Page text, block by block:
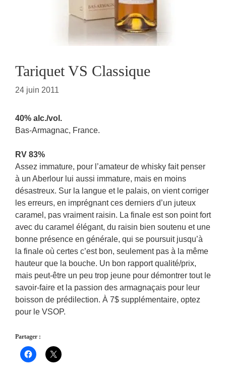
Tariquet VS Classique
24 juin 2011
40% alc./vol.
Bas-Armagnac, France.
RV 83%
Assez immature, pour l’amateur de whisky fait penser
à un Aberlour lui aussi immature, mais en moins
désastreux. Sur la langue et le palais, on vient corriger
les erreurs, en imprégnant ces derniers d’un juteux
caramel, pas vraiment raisin. La finale est son point fort
avec du caramel élégant, du raisin bien soutenu et une
bonne présence en générale, qui se poursuit jusqu’à
la finale où certes c’est bon, seulement pas à la même
hauteur que la bouche. Un bon rapport qualité/prix,
mais peut-être un peu trop jeune pour démontrer tout le
savoir-faire et la passion des armagnaçais pour leur
boisson de prédilection. À 7$ supplémentaire, optez
pour le VSOP.
Partager :